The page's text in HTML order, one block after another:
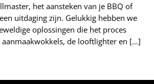
het aansteken van je BBQ of
uitdaging zijn. Gelukkig hebben we
oplossingen die het proces
de looftlighter en […]